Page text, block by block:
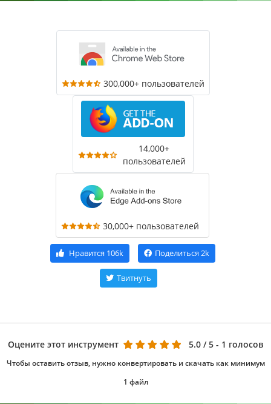
300,000+ пользователей
14,000+
пользователей
30,000+ пользователей
Нравится 106k Поделиться 2k
Твитнуть
Оцените этот инструмент 5.0 / 5 - 1 голосов
Чтобы оставить отзыв, нужно конвертировать и скачать как минимум
1 файл